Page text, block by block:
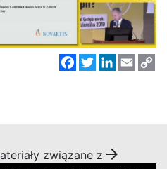
Facebook
TwitterLinkedIn
Email
związane z